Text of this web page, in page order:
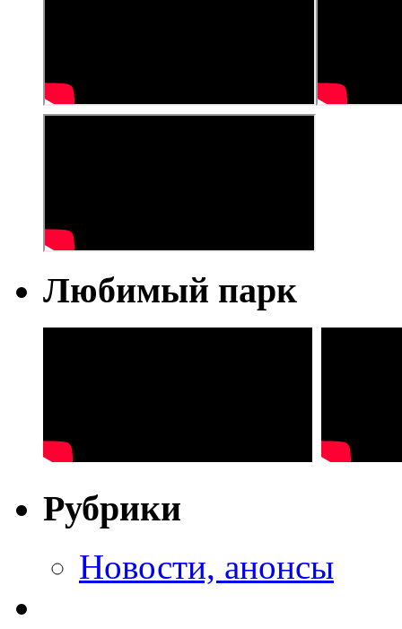
Любимый парк
Рубрики
Новости, анонсы